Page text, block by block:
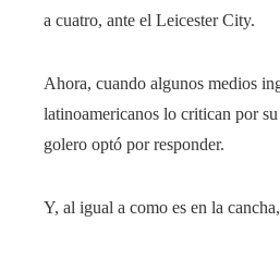
a cuatro, ante el Leicester City.
Ahora, cuando algunos medios
latinoamericanos lo critican por
golero optó por responder.
Y, al igual a como es en la cancha,